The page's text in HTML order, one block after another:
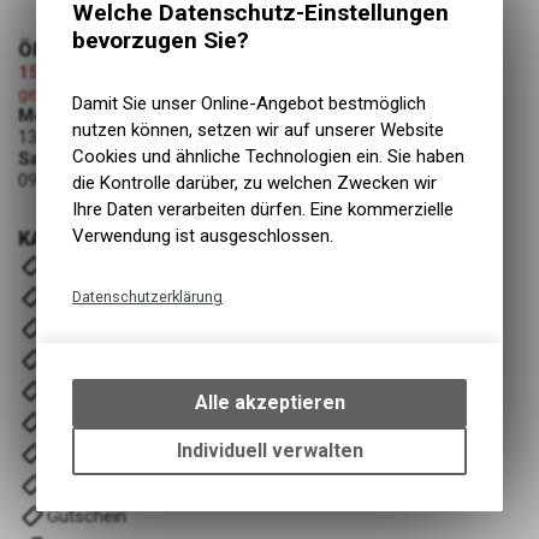
KATEGORIEN
Velos
Wartung/Reinigung
Bekleidung & Ausrüstung
Gutschein
ÖFFNUNGSZEITEN
15.08.2026 (Mariä Himmelfahrt)
geschlossen
Montag - Freitag
13:00 - 19:00 Uhr
Samstag
09:00 - 12:00 Uhr
Welche Datenschutz-Einstellungen
bevorzugen Sie?
Damit Sie unser Online-Angebot bestmöglich
nutzen können, setzen wir auf unserer Website
Cookies und ähnliche Technologien ein. Sie haben
die Kontrolle darüber, zu welchen Zwecken wir
Ihre Daten verarbeiten dürfen. Eine kommerzielle
Verwendung ist ausgeschlossen.
Datenschutzerklärung
bestimmte Interaktionen und
Einstellungen auf Ihrem Gerät,
um die grundlegenden
Funktionen unseres Online-
Alle akzeptieren
Individuell verwalten